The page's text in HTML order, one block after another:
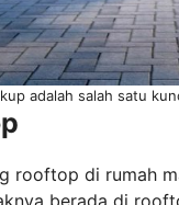
adalah salah satu
rooftop di rumah